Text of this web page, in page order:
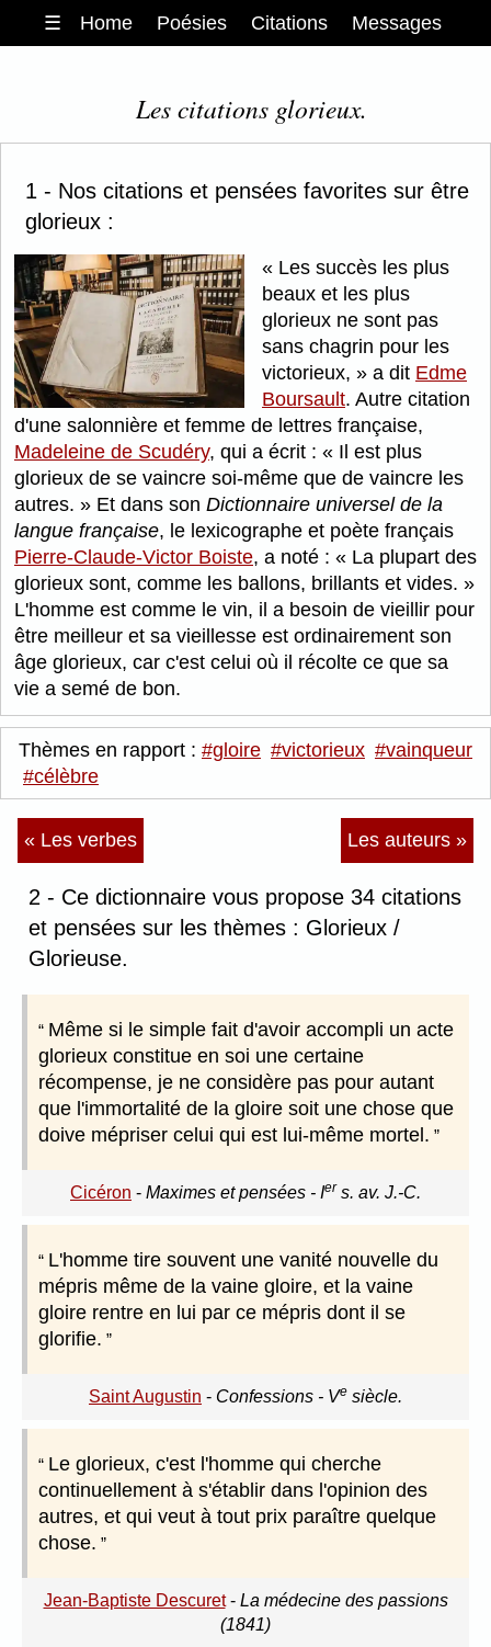
☰ Home Poésies Citations Messages
Les citations glorieux.
1 - Nos citations et pensées favorites sur être
glorieux :
Les succès les plus
beaux et les plus
glorieux ne sont pas
sans chagrin pour les
victorieux,
a dit Edme
Boursault. Autre citation
d'une salonnière et femme de lettres française,
Madeleine de Scudéry, qui a écrit :
Il est plus
glorieux de se vaincre soi-même que de vaincre les
autres.
Et dans son Dictionnaire universel de la
langue française, le lexicographe et poète français
Pierre-Claude-Victor Boiste, a noté :
La plupart des
glorieux sont, comme les ballons, brillants et vides.
L'homme est comme le vin, il a besoin de vieillir pour
être meilleur et sa vieillesse est ordinairement son
âge glorieux, car c'est celui où il récolte ce que sa
vie a semé de bon.
Thèmes en rapport : #gloire #victorieux #vainqueur
#célèbre
« Les verbes Les auteurs »
2 - Ce dictionnaire vous propose 34 citations
et pensées sur les thèmes : Glorieux /
Glorieuse.
Même si le simple fait d'avoir accompli un acte
glorieux constitue en soi une certaine
récompense, je ne considère pas pour autant
que l'immortalité de la gloire soit une chose que
doive mépriser celui qui est lui-même mortel.
Cicéron - Maximes et pensées - Ier s. av. J.-C.
L'homme tire souvent une vanité nouvelle du
mépris même de la vaine gloire, et la vaine
gloire rentre en lui par ce mépris dont il se
glorifie.
Saint Augustin - Confessions - Ve siècle.
Le glorieux, c'est l'homme qui cherche
continuellement à s'établir dans l'opinion des
autres, et qui veut à tout prix paraître quelque
chose.
Jean-Baptiste Descuret- La médecine des passions
(1841)